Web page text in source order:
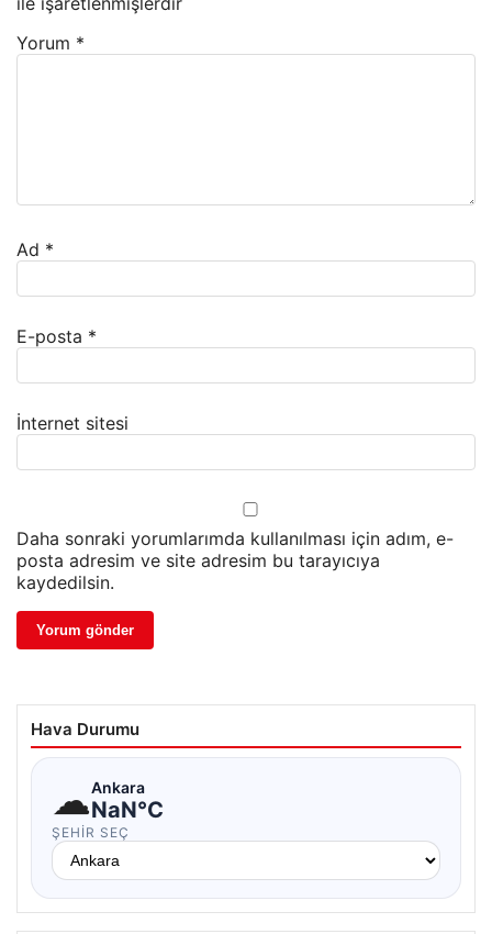
Yorum *
Ad *
E-posta *
İnternet sitesi
Daha sonraki yorumlarımda kullanılması için adım, e-
posta adresim ve site adresim bu tarayıcıya
kaydedilsin.
Hava Durumu
☁Ankara
NaN°C
ŞEHIR SEÇ